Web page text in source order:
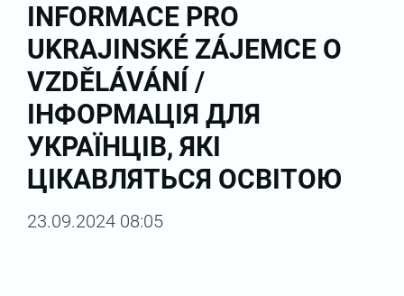
INFORMACE PRO
UKRAJINSKÉ ZÁJEMCE O
VZDĚLÁVÁNÍ /
ІНФОРМАЦІЯ ДЛЯ
УКРАЇНЦІВ, ЯКІ
ЦІКАВЛЯТЬСЯ ОСВІТОЮ
23.09.2024 08:05